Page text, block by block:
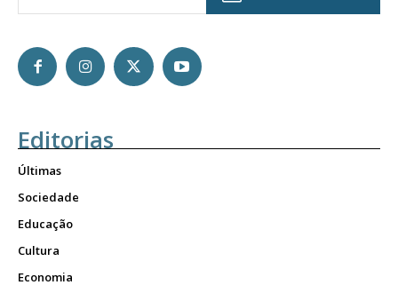
Editorias
Últimas
Sociedade
Educação
Cultura
Economia